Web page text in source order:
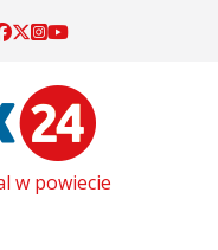
w powiecie